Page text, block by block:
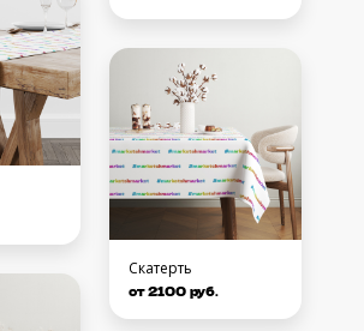
Скатерть
от 2100 руб.